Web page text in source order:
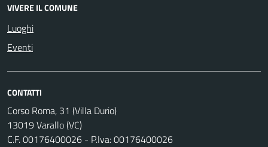
VIVERE IL COMUNE
Luoghi
Eventi
CONTATTI
Corso Roma, 31 (Villa Durio)
13019 Varallo (VC)
C.F. 00176400026 - P.Iva: 00176400026